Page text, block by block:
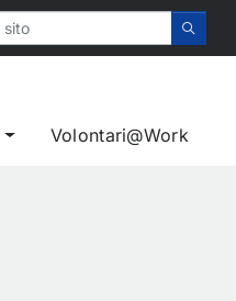
Volontari@Work